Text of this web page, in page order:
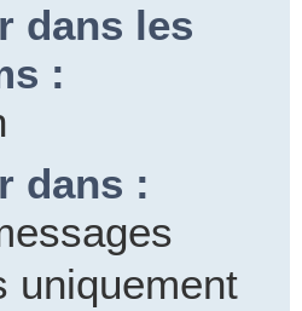
dans les
:
dans :
uniquement